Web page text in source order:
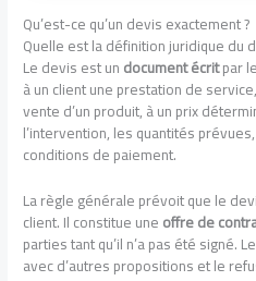
Qu’est-ce qu’un devis exactement ?
Quelle est la définition juridique du
Le devis est undocument écritpar
à un client une prestation de
vente d’un produit, à un prix
l’intervention, les quantités
conditions de paiement.
La règle générale prévoit que le
client. Il constitue uneoffre de
parties tant qu’il n’a pas été signé.
avec d’autres propositions et le